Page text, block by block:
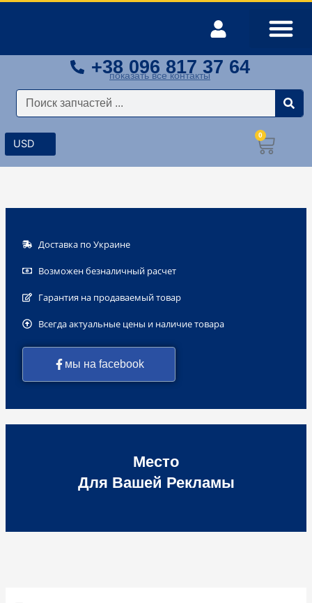
+38 096 817 37 64
показать все контакты
Поиск
0
Доставка по Украине
Возможен безналичный расчет
Гарантия на продаваемый товар
Всегда актуальные цены и наличие товара
мы на facebook
Место
Для Вашей Рекламы